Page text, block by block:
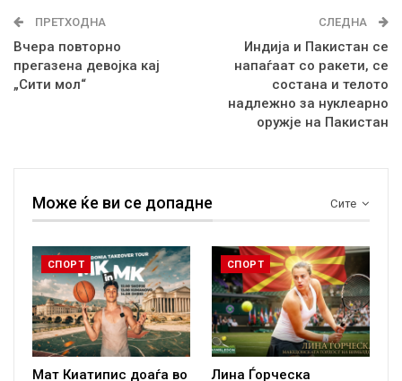
ПРЕТХОДНА
Вчера повторно
прегазена девојка кај
„Сити мол“
СЛЕДНА
Индија и Пакистан се
напаѓаат со ракети, се
состана и телото
надлежно за нуклеарно
оружје на Пакистан
Сите
Може ќе ви се допадне
СПОРТ
Мат Киатипис доаѓа во
СПОРТ
Лина Ѓорческа